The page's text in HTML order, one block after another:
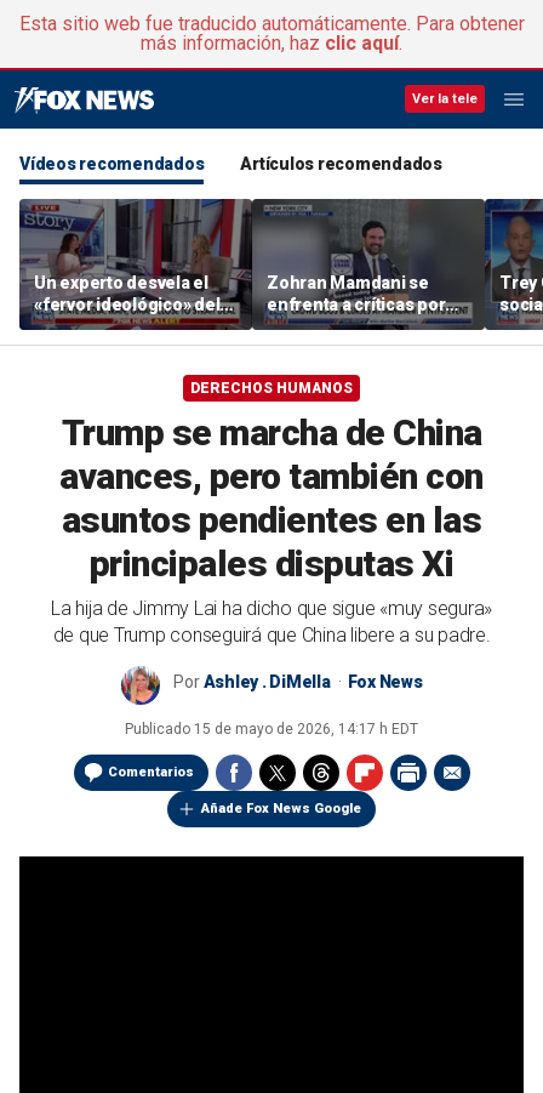
Esta sitio web fue traducido automáticamente. Para obtener
más información, haz clic aquí.
Ver la tele
Vídeos recomendados Artículos recomendados
Un experto desvela el
«fervor ideológico» del
régimen iraní
Zohran Mamdani se
enfrenta a críticas por
sus costosas
propuestas políticas
Trey
una
DERECHOS HUMANOS
Trump se marcha de China
avances, pero también con
asuntos pendientes en las
principales disputas Xi
La hija de Jimmy Lai ha dicho que sigue «muy segura»
de que Trump conseguirá que China libere a su padre.
PorAshley . DiMella Fox News
Publicado 15 de mayo de 2026, 14:17 h EDT
Comentarios
Añade Fox News Google